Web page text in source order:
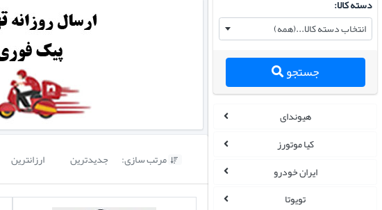
دسته کالا:
انتخاب دسته کالا...(همه)
جستجو
هیوندای
کیا موتورز
ایران خودرو
تویوتا
 مرتب سازی: جدیدترین ارزانترین